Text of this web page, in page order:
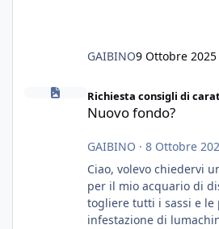
GAIBINO9 Ottobre 2025
Nuovo fondo?
Richiesta consigli di
Nuovo fondo?
GAIBINO · 8 Ottobre
Ciao, volevo chiedervi
per il mio acquario di
togliere tutti i sassi e le
infestazione di